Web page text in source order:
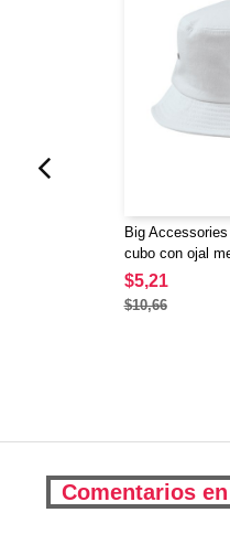
Big
cubo con ojal
$5,21
$10,66
Comentarios